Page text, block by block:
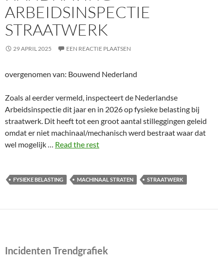
ARBEIDSINSPECTIE
STRAATWERK
29 APRIL 2025 EEN REACTIE PLAATSEN
overgenomen van: Bouwend Nederland
Zoals al eerder vermeld, inspecteert de Nederlandse
Arbeidsinspectie dit jaar en in 2026 op fysieke belasting bij
straatwerk. Dit heeft tot een groot aantal stilleggingen geleid
omdat er niet machinaal/mechanisch werd bestraat waar dat
wel mogelijk … Read the rest
FYSIEKE BELASTING MACHINAAL STRATEN STRAATWERK
Incidenten Trendgrafiek